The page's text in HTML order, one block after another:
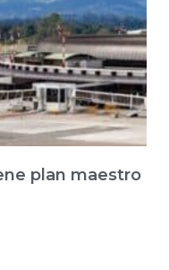
plan maestro